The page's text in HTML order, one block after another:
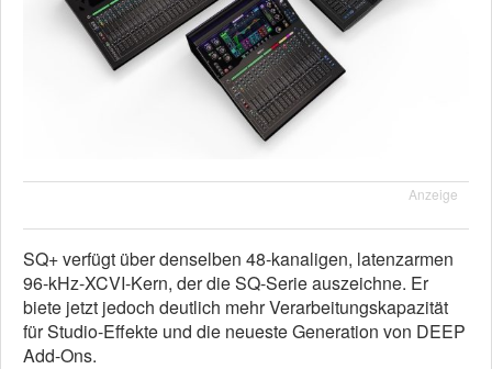
Anzeige
SQ+ verfügt über denselben 48-kanaligen, latenzarmen
96-kHz-XCVI-Kern, der die SQ-Serie auszeichne. Er
biete jetzt jedoch deutlich mehr Verarbeitungskapazität
für Studio-Effekte und die neueste Generation von DEEP
Add-Ons.